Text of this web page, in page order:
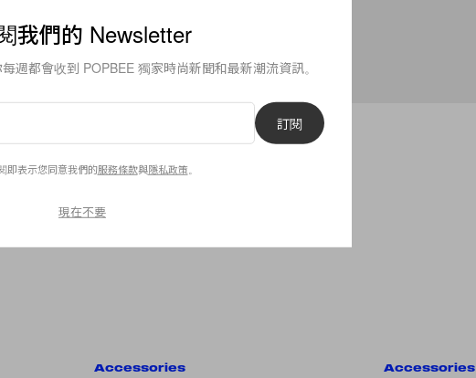
Accessories Accessories
我們的 Newsletter
週都會收到 POPBEE 獨家時尚新聞和最新潮流資訊。
訂閱
即表示您同意我們的服務條款與隱私政策
現在不要